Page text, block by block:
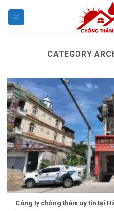
CATEGORY
Công ty chống thấm uy tín tại